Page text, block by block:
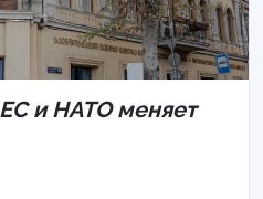
и НАТО меняет